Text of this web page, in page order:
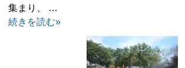
集まり、 …
続きを読む»